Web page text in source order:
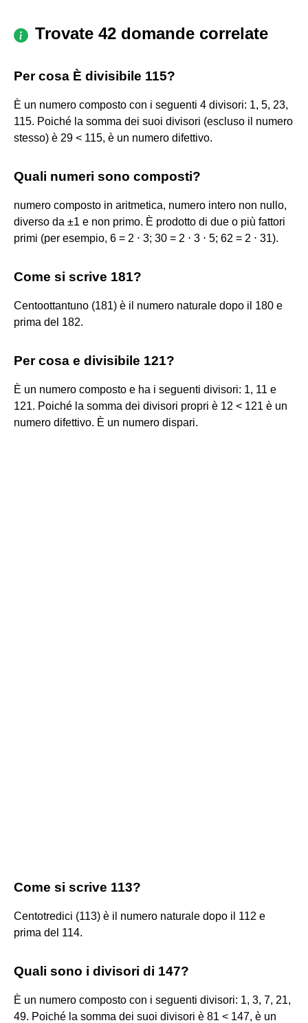
Trovate 42 domande correlate
Per cosa È divisibile 115?
È un numero composto con i seguenti 4 divisori: 1, 5, 23,
115. Poiché la somma dei suoi divisori (escluso il numero
stesso) è 29 < 115, è un numero difettivo.
Quali numeri sono composti?
numero composto in aritmetica, numero intero non nullo,
diverso da ±1 e non primo. È prodotto di due o più fattori
primi (per esempio, 6 = 2 ⋅ 3; 30 = 2 ⋅ 3 ⋅ 5; 62 = 2 ⋅ 31).
Come si scrive 181?
Centoottantuno (181) è il numero naturale dopo il 180 e
prima del 182.
Per cosa e divisibile 121?
È un numero composto e ha i seguenti divisori: 1, 11 e
121. Poiché la somma dei divisori propri è 12 < 121 è un
numero difettivo. È un numero dispari.
Come si scrive 113?
Centotredici (113) è il numero naturale dopo il 112 e
prima del 114.
Quali sono i divisori di 147?
È un numero composto con i seguenti divisori: 1, 3, 7, 21,
49. Poiché la somma dei suoi divisori è 81 < 147, è un